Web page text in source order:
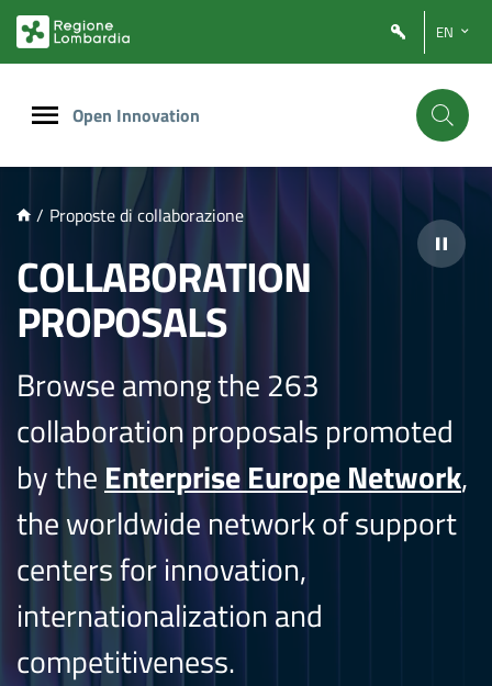
PRINCIPALE
EN
Open Innovation
/ Proposte di collaborazione
COLLABORATION
PROPOSALS
Browse among the 263
collaboration proposals promoted
by the Enterprise Europe Network,
the worldwide network of support
centers for innovation,
internationalization and
competitiveness.